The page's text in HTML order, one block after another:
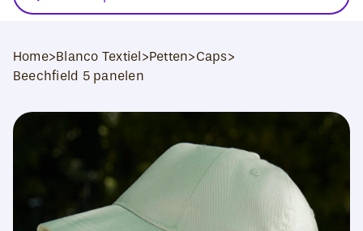
Transferpersen
Hobby Artikelen
DTF Transfers
naar:
Home>Blanco Textiel>Petten>Caps>
Beechfield 5 panelen